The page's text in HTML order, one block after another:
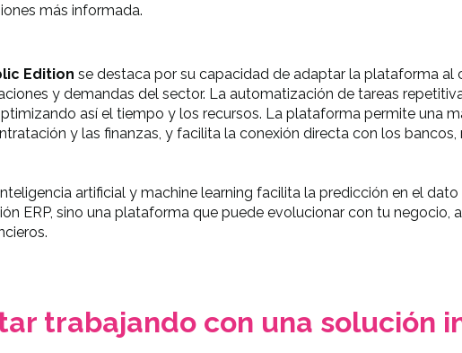
más informada.
Edition se destaca por su capacidad de adaptar la plataforma
y demandas del sector. La automatización de tareas
así el tiempo y los recursos. La plataforma permite una
y las finanzas, y facilita la conexión directa con los
artificial y machine learning facilita la predicción en el
ERP, sino una plataforma que puede evolucionar con tu
trabajando con una solución